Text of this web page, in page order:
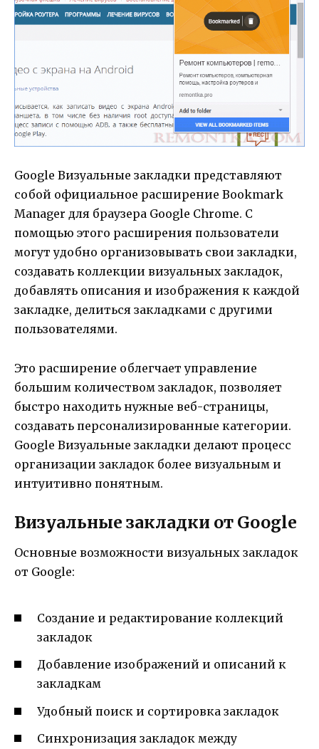
Google Визуальные закладки представляют
собой официальное расширение Bookmark
Manager для браузера Google Chrome. С
помощью этого расширения пользователи
могут удобно организовывать свои закладки,
создавать коллекции визуальных закладок,
добавлять описания и изображения к каждой
закладке, делиться закладками с другими
пользователями.
Это расширение облегчает управление
большим количеством закладок, позволяет
быстро находить нужные веб-страницы,
создавать персонализированные категории.
Google Визуальные закладки делают процесс
организации закладок более визуальным и
интуитивно понятным.
Визуальные закладки от Google
Основные возможности визуальных закладок
от Google:
Создание и редактирование коллекций
закладок
Добавление изображений и описаний к
закладкам
Удобный поиск и сортировка закладок
Синхронизация закладок между